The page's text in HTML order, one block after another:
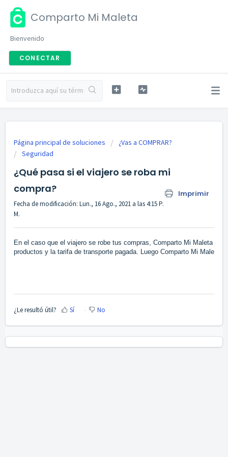
Comparto Mi Maleta
Bienvenido
CONECTAR
Página principal de soluciones
¿Vas a COMPRAR?
Seguridad
¿Qué pasa si el viajero se roba mi
compra?
Imprimir
Fecha de modificación: Lun., 16 Ago., 2021 a las 4:15 P.
M.
En el caso que el viajero se robe tus compras, Comparto Mi Maleta te
productos y la tarifa de transporte pagada. Luego Comparto Mi Maleta
¿Le resultó útil? Sí No